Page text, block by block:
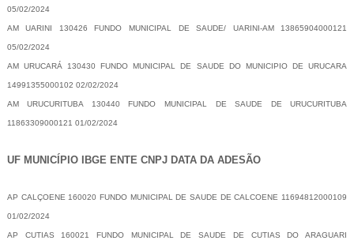
05/02/2024
AM UARINI 130426 FUNDO MUNICIPAL DE SAUDE/ UARINI-AM 13865904000121
05/02/2024
AM URUCARÁ 130430 FUNDO MUNICIPAL DE SAUDE DO MUNICIPIO DE URUCARA
14991355000102 02/02/2024
AM URUCURITUBA 130440 FUNDO MUNICIPAL DE SAUDE DE URUCURITUBA
11863309000121 01/02/2024
UF MUNICÍPIO IBGE ENTE CNPJ DATA DA ADESÃO
AP CALÇOENE 160020 FUNDO MUNICIPAL DE SAUDE DE CALCOENE 11694812000109
01/02/2024
AP CUTIAS 160021 FUNDO MUNICIPAL DE SAUDE DE CUTIAS DO ARAGUARI